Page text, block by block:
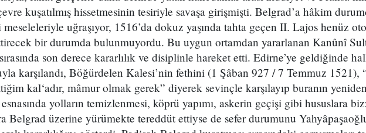
kuşatılmış hissetmesinin tesiriyle savaşa girişmişti. Belgrad’a hâkim
uğraşıyor, 1516’da dokuz yaşında tahta geçen II. Lajos henüz
bir durumda bulunmuyordu. Bu uygun ortamdan yararlanan Kanûnî
son derece kararlılık ve disiplinle hareket etti. Edirne’ye geldiğinde
karşılandı, Böğürdelen Kalesi’nin fethini (1 Şâban 927 / 7 Temmuz 1521),
kal‘adır, mâmur olmak gerek” diyerek sevinçle karşılayıp buranın
yolların temizlenmesi, köprü yapımı, askerin geçişi gibi hususlara
Belgrad üzerine yürümekte tereddüt ettiyse de sefer durumunu